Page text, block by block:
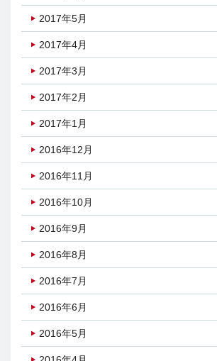
2017年5月
2017年4月
2017年3月
2017年2月
2017年1月
2016年12月
2016年11月
2016年10月
2016年9月
2016年8月
2016年7月
2016年6月
2016年5月